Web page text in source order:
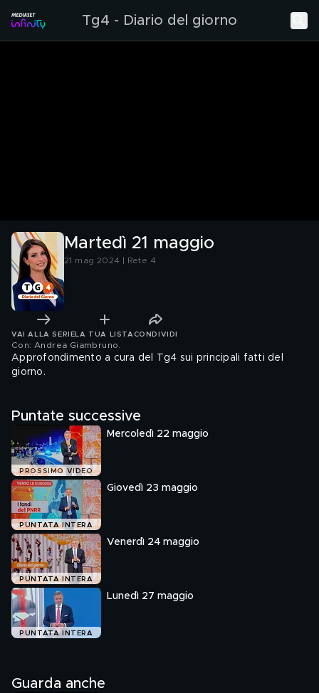
Tg4 - Diario del giorno
Martedì 21 maggio
21 mag 2024 | Rete 4
VAI ALLA SERIE LA TUA LISTA CONDIVIDI
Con: Andrea Giambruno
Approfondimento a cura del Tg4 sui principali fatti del
giorno.
Puntate successive
PROSSIMO VIDEO
Mercoledì 22 maggio
PUNTATA INTERA
Giovedì 23 maggio
PUNTATA INTERA
Venerdì 24 maggio
PUNTATA INTERA
Lunedì 27 maggio
Guarda anche